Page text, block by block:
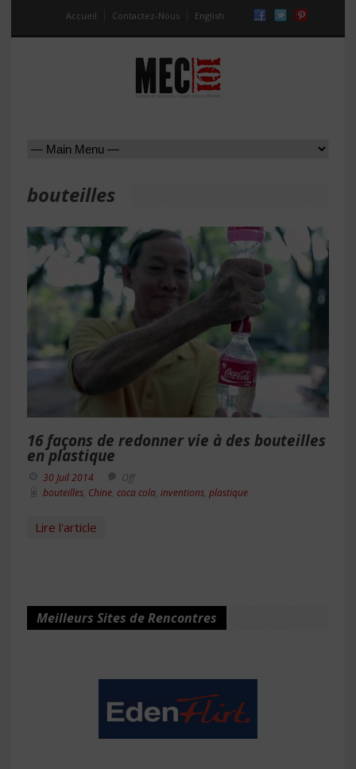
Accueil Contactez-Nous English
bouteilles
16 façons de redonner vie à des bouteilles
en plastique
30 Juil 2014
Off
bouteilles Chine coca cola inventions plastique
Lire l'article
Meilleurs Sites de Rencontres